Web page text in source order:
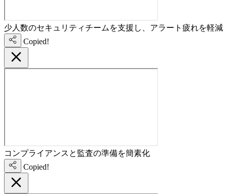
少人数のセキュリティチームを支援し、アラート疲れを軽減
Copied!
コンプライアンスと監査の準備を簡素化
Copied!